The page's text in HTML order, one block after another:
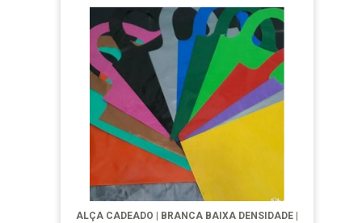
ALÇA CADEADO | BRANCA BAIXA DENSIDADE |